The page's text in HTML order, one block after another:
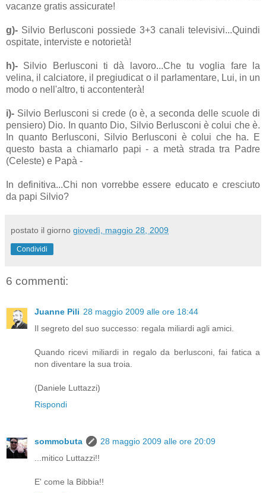
vacanze gratis assicurate!
g)- Silvio Berlusconi possiede 3+3 canali televisivi...Quindi
ospitate, interviste e notorietà!
h)- Silvio Berlusconi ti dà lavoro...Che tu voglia fare la
velina, il calciatore, il pregiudicat o il parlamentare, Lui, in un
modo o nell'altro, ti accontenterà!
i)- Silvio Berlusconi si crede (o è, a seconda delle scuole di
pensiero) Dio. In quanto Dio, Silvio Berlusconi è colui che è.
In quanto Berlusconi, Silvio Berlusconi è colui che ha. E
questo basta a chiamarlo papi - a metà strada tra Padre
(Celeste) e Papà -
In definitiva...Chi non vorrebbe essere educato e cresciuto
da papi Silvio?
postato il giorno giovedì, maggio 28, 2009
Condividi
6 commenti:
Juanne Pili 28 maggio 2009 alle ore 18:44
Il segreto del suo successo: regala miliardi agli amici.
Quando ricevi miliardi in regalo da berlusconi, fai fatica a
non diventare la sua troia.
(Daniele Luttazzi)
Rispondi
sommobuta
28 maggio 2009 alle ore 20:09
...mitico Luttazzi!!
E' come la Bibbia!!